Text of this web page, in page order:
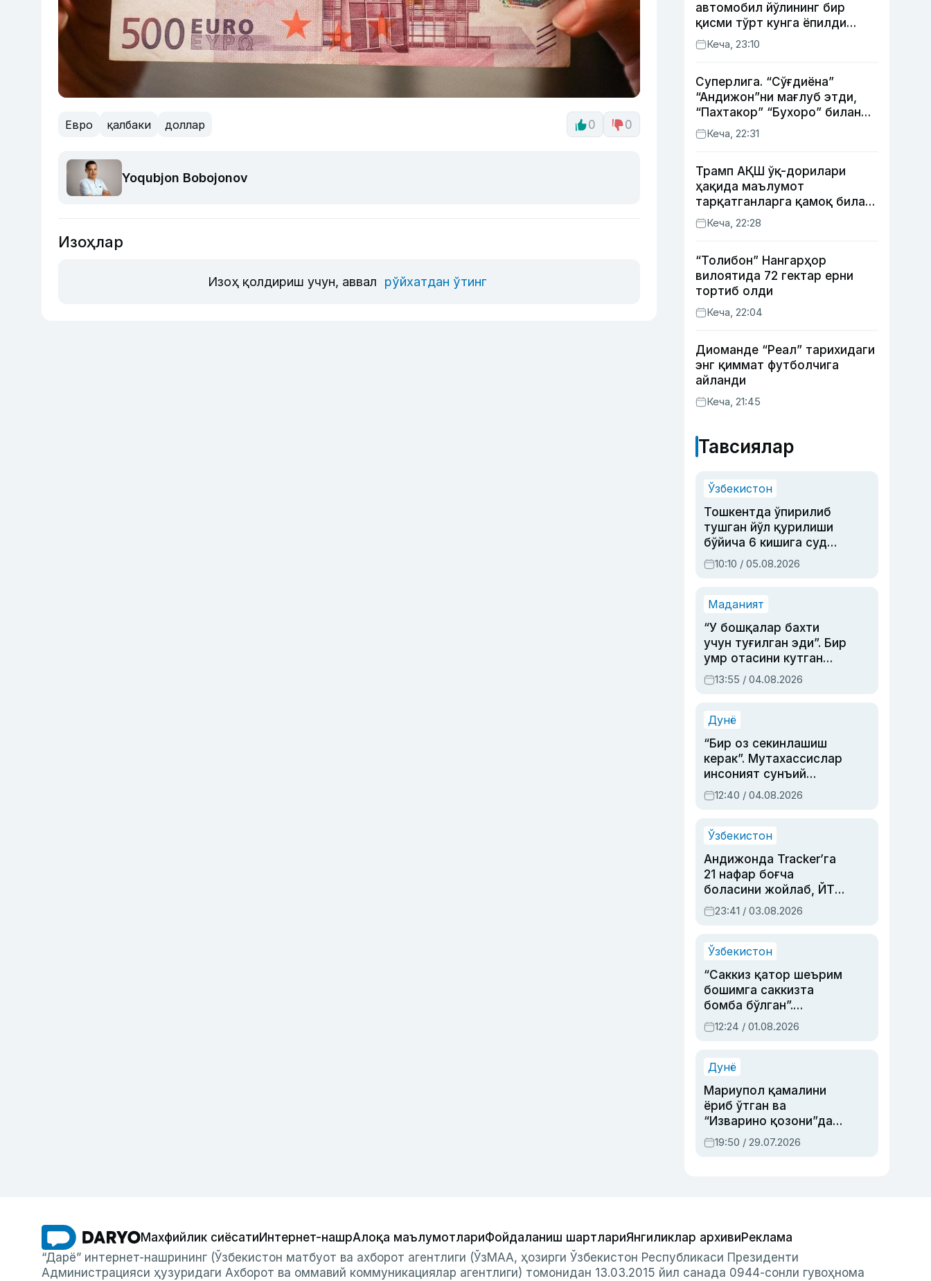
Евро қалбаки доллар 0 0
Yoqubjon Bobojonov
Изоҳлар
Изоҳ қолдириш учун, аввал рўйхатдан ўтинг
автомобил йўлининг бир
қисми тўрт кунга ёпилди
(харита)
Кеча, 23:10
Суперлига. “Сўғдиёна”
“Андижон”ни мағлуб этди,
“Пахтакор” “Бухоро” билан
жанговар дуранг қайд этди
Кеча, 22:31
Трамп АҚШ ўқ-дорилари
ҳақида маълумот
тарқатганларга қамоқ билан
таҳдид қилди
Кеча, 22:28
“Толибон” Нангарҳор
вилоятида 72 гектар ерни
тортиб олди
Кеча, 22:04
Диоманде “Реал” тарихидаги
энг қиммат футболчига
айланди
Кеча, 21:45
Тавсиялар
Ўзбекистон
Тошкентда ўпирилиб
тушган йўл қурилиши
бўйича 6 кишига суд
ҳукми ўқилди
10:10 / 05.08.2026
Маданият
“У бошқалар бахти
учун туғилган эди”. Бир
умр отасини кутган
актриса ва дубльяж
устаси Римма
синовларга тўла ҳаёти
13:55 / 04.08.2026
Дунё
“Бир оз секинлашиш
керак”. Мутахассислар
инсоният сунъий
интеллектни бошқара
олмай қолишидан
12:40 / 04.08.2026
Ўзбекистон
Андижонда Tracker’га
21 нафар боғча
боласини жойлаб, ЙТҲ
содир этган аёлга суд
ҳукми ўқилди
23:41 / 03.08.2026
Ўзбекистон
“Саккиз қатор шеърим
бошимга саккизта
бомба бўлган”.
Абдулла Ориповни
сиёсий айбловлардан
12:24 / 01.08.2026
Дунё
Мариупол қамалини
ёриб ўтган ва
“Изварино қозони”дан
чиққан қаҳрамон —
Украина армияси бош
19:50 / 29.07.2026
Махфийлик сиёсатиИнтернет-нашрАлоқа маълумотлариФойдаланиш шартлариЯнгиликлар архивиРеклама
“Дарё” интернет-нашрининг (Ўзбекистон матбуот ва ахборот агентлиги (ЎзМАА, ҳозирги Ўзбекистон Республикаси Президенти
Администрацияси ҳузуридаги Ахборот ва оммавий коммуникациялар агентлиги) томонидан 13.03.2015 йил санада 0944-сонли гувоҳнома